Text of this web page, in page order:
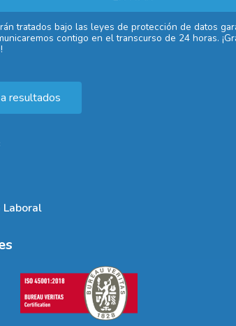
tratados bajo las leyes de protección de datos
contigo en el transcurso de 24 horas.
resultados
Laboral